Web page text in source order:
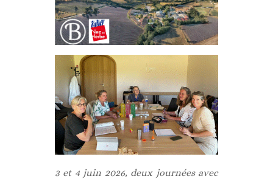
3 et 4 juin 2026, deux journées avec